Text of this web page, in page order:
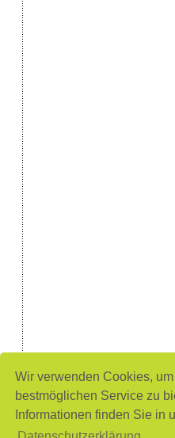
Wir verwenden Cookies,
bestmöglichen Service zu
Informationen finden Sie in